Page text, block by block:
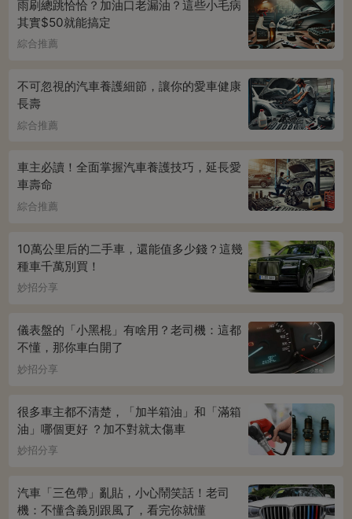
雨刷總跳恰恰？加油口老漏油？這些小毛病
其實$50就能搞定
綜合推薦
不可忽視的汽車養護細節，讓你的愛車健康
長壽
綜合推薦
車主必讀！全面掌握汽車養護技巧，延長愛
車壽命
綜合推薦
10萬公里后的二手車，還能值多少錢？這幾
種車千萬別買！
妙招分享
儀表盤的「小黑棍」有啥用？老司機：這都
不懂，那你車白開了
妙招分享
很多車主都不清楚，「加半箱油」和「滿箱
油」哪個更好 ？加不對就太傷車
妙招分享
汽車「三色帶」亂貼，小心鬧笑話！老司
機：不懂含義別跟風了，看完你就懂